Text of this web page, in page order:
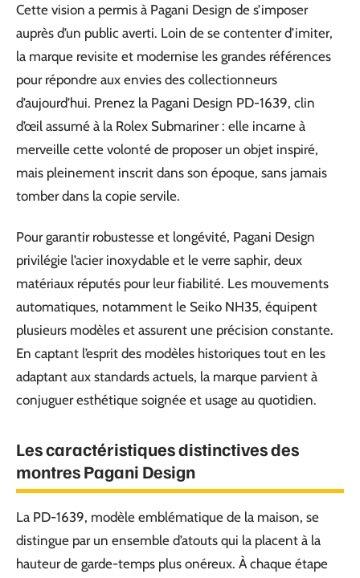
Cette vision a permis à Pagani Design de s’imposer
auprès d’un public averti. Loin de se contenter d’imiter,
la marque revisite et modernise les grandes références
pour répondre aux envies des collectionneurs
d’aujourd’hui. Prenez la Pagani Design PD-1639, clin
d’œil assumé à la Rolex Submariner : elle incarne à
merveille cette volonté de proposer un objet inspiré,
mais pleinement inscrit dans son époque, sans jamais
tomber dans la copie servile.
Pour garantir robustesse et longévité, Pagani Design
privilégie l’acier inoxydable et le verre saphir, deux
matériaux réputés pour leur fiabilité. Les mouvements
automatiques, notamment le Seiko NH35, équipent
plusieurs modèles et assurent une précision constante.
En captant l’esprit des modèles historiques tout en les
adaptant aux standards actuels, la marque parvient à
conjuguer esthétique soignée et usage au quotidien.
Les caractéristiques distinctives des
montres Pagani Design
La PD-1639, modèle emblématique de la maison, se
distingue par un ensemble d’atouts qui la placent à la
hauteur de garde-temps plus onéreux. À chaque étape